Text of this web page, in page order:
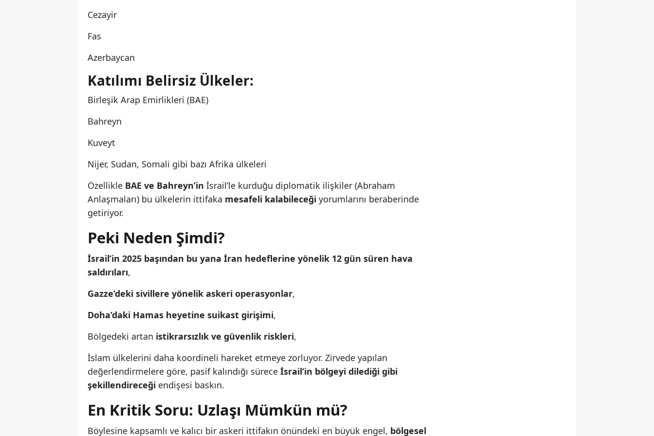
Cezayir
Fas
Azerbaycan
Katılımı Belirsiz Ülkeler:
Birleşik Arap Emirlikleri (BAE)
Bahreyn
Kuveyt
Nijer, Sudan, Somali gibi bazı Afrika ülkeleri
Özellikle BAE ve Bahreyn’in İsrail’le kurduğu diplomatik ilişkiler (Abraham
Anlaşmaları) bu ülkelerin ittifaka mesafeli kalabileceği yorumlarını beraberinde
getiriyor.
Peki Neden Şimdi?
İsrail’in 2025 başından bu yana İran hedeflerine yönelik 12 gün süren hava
saldırıları,
Gazze’deki sivillere yönelik askeri operasyonlar,
Doha’daki Hamas heyetine suikast girişimi,
Bölgedeki artan istikrarsızlık ve güvenlik riskleri,
İslam ülkelerini daha koordineli hareket etmeye zorluyor. Zirvede yapılan
değerlendirmelere göre, pasif kalındığı sürece İsrail’in bölgeyi dilediği gibi
şekillendireceği endişesi baskın.
En Kritik Soru: Uzlaşı Mümkün mü?
Böylesine kapsamlı ve kalıcı bir askeri ittifakın önündeki en büyük engel, bölgesel